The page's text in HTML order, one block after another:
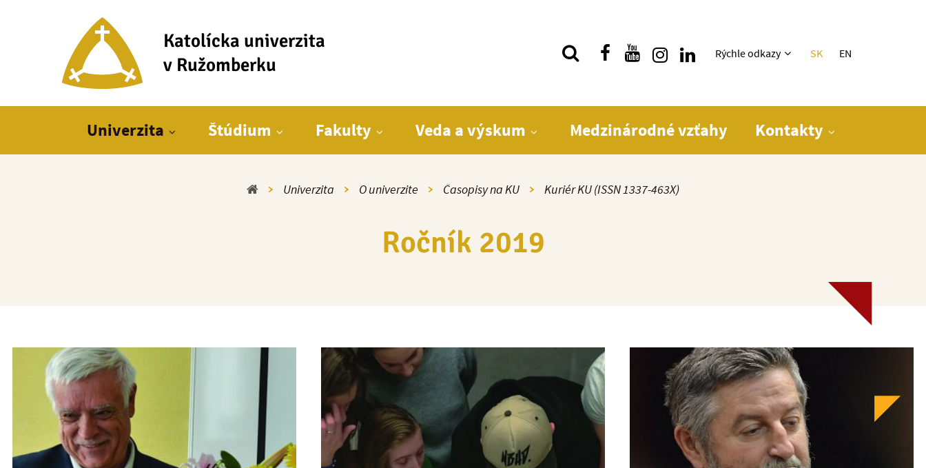
Katolícka univerzita
v Ružomberku
Rýchle menu
Rýchle odkazy SK EN
Univerzita Štúdium Fakulty Veda a výskum Medzinárodné vzťahy Kontakty
DomovUniverzita O univerzite Časopisy na KU Kuriér KU (ISSN 1337-463X)
Ročník 2019